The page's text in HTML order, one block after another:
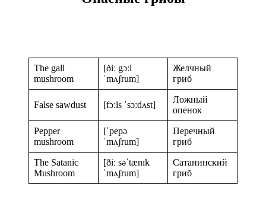
The gall
mushroom
[ðiː gɔːl
ˈmʌʃrum]
Желчный
гриб
False sawdust [fɔːls ˈsɔːdʌst]
Ложный
опенок
Pepper
mushroom
[ˈpepə
ˈmʌʃrum]
Перечный
гриб
The Satanic
Mushroom
[ðiː səˈtænɪk
ˈmʌʃrum]
Сатанинский
гриб